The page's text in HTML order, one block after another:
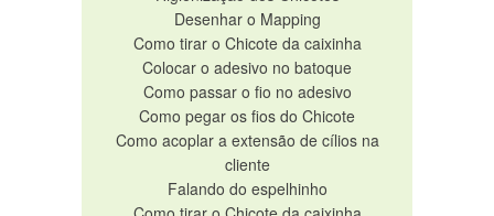
Desenhar o Mapping
Como tirar o Chicote da caixinha
Colocar o adesivo no batoque
Como passar o fio no adesivo
Como pegar os fios do Chicote
Como acoplar a extensão de cílios na
cliente
Falando do espelhinho